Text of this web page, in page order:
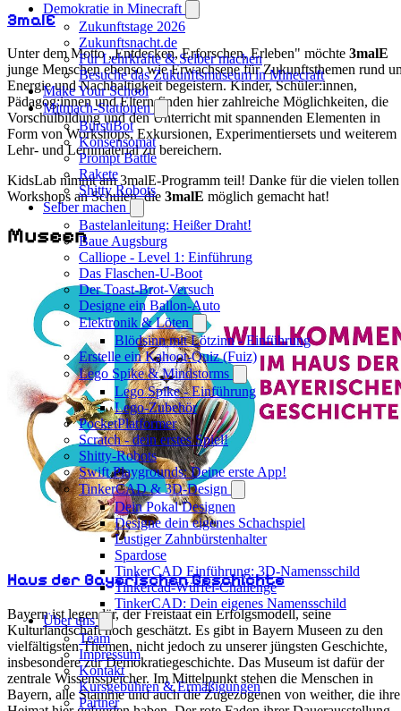
Demokratie in Minecraft
Zukunftstage 2026
Zukunftsnacht.de
Für Lehrkräfte & Selber machen
Besuche das Zukunftsmuseum in Minecraft
Make Your School
Mitmach-Stationen
BürstiBot
Konsensomat
Prompt Battle
Rakete
Shitty Robots
Selber machen
Bastelanleitung: Heißer Draht!
Baue Augsburg
Calliope - Level 1: Einführung
Das Flaschen-U-Boot
Der Toast-Brot-Versuch
Designe ein Ballon-Auto
Elektronik & Löten
Blödsinn mit Lötzinn - Einführung
Erstelle ein Kahoot-Quiz (Fuiz)
Lego Spike & Mindstorms
Lego Spike - Einführung
Lego-Zubehör
PocketPlatformer
Scratch - dein erstes Spiel!
Shitty-Robots
Swift Playgrounds: Deine erste App!
TinkerCAD & 3D-Design
Dein Pokal Designen
Designe dein eigenes Schachspiel
Lustiger Zahnbürstenhalter
Spardose
TinkerCAD Einführung: 3D-Namensschild
Tinkercad-Würfel-Challenge
TinkerCAD: Dein eigenes Namensschild
Über uns
Team
Impressum
Kontakt
Kursgebühren & Ermäßigungen
Partner
3malE
Unter dem Motto „Entdecken, Erforschen, Erleben" möchte 3malE
junge Menschen ebenso wie Erwachsene für Zukunftsthemen rund
Energie und Nachhaltigkeit begeistern. Kinder, Schüler:innen,
Pädagog:innen und Eltern finden hier zahlreiche Möglichkeiten, die
Vorschulbildung und den Unterricht mit spannenden Elementen in
Form von Workshops, Exkursionen, Experimentiersets und weiterem
Lehr- und Lernmaterial zu bereichern.
KidsLab nimmt am 3malE-Programm teil! Danke für die vielen tollen
Workshops an Schulen, die 3malE möglich gemacht hat!
Museen
Haus der Bayerischen Geschichte
Bayern ist legendär, der Freistaat ein Erfolgsmodell, seine
Kulturlandschaft hoch geschätzt. Es gibt in Bayern Museen zu den
vielfältigsten Themen, nicht jedoch zu unserer jüngsten Geschichte,
insbesondere zur Demokratiegeschichte. Das Museum ist dafür der
zentrale Wissensspeicher. Im Mittelpunkt stehen die Menschen in
Bayern, alle Stämme und auch die Zugezogenen von weither, die ihre